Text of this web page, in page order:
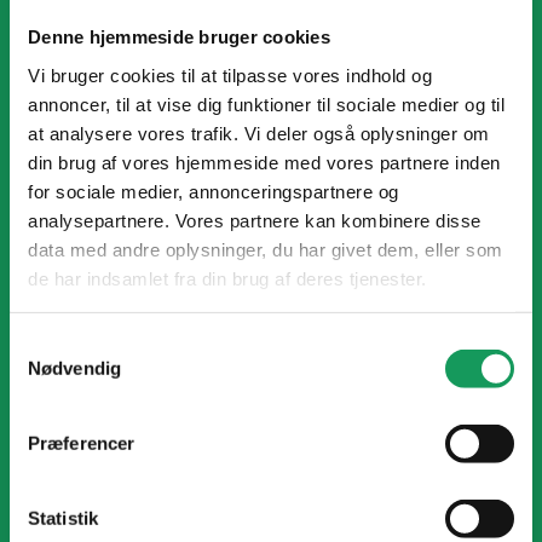
Denne hjemmeside bruger cookies
Vi bruger cookies til at tilpasse vores indhold og
annoncer, til at vise dig funktioner til sociale medier og til
at analysere vores trafik. Vi deler også oplysninger om
din brug af vores hjemmeside med vores partnere inden
for sociale medier, annonceringspartnere og
analysepartnere. Vores partnere kan kombinere disse
data med andre oplysninger, du har givet dem, eller som
de har indsamlet fra din brug af deres tjenester.
Nødvendig
Præferencer
Statistik
Vi svarer alle mails inden for senest 3 hverdage.
Kontakt mail:info@rcholm.dk
EL Scooter & ATV: m@rcholm.dk
Lager:lager@rcholm.dk
Bogholderi:bogholderi@rcholm.dk
Åbningstider:
Mandag til Fredag: 08.00 til 12.00 og 13.00 til 16.00
Telefonåbningstid:
Sparekassen Kronjylland